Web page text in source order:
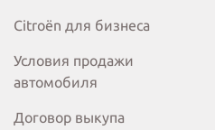
Citroёn для бизнеса
Условия продажи
автомобиля
Договор выкупа